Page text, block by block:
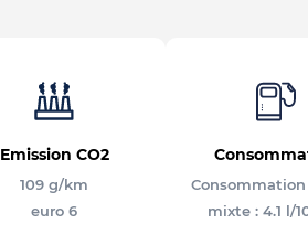
Emission CO2
109 g/km
euro 6
mixte : 4.1 l/